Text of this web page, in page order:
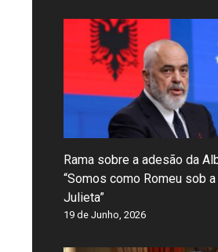
Rama sobre a adesão da
“Somos como Romeu sob
Julieta”
19 de Junho, 2026